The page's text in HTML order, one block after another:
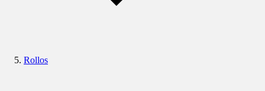
Rollos